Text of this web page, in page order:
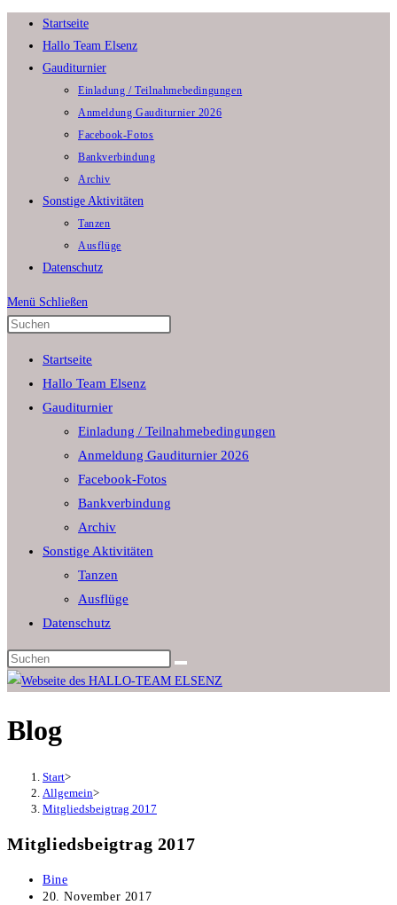
Zum
Inhalt
springen
Startseite
Hallo Team Elsenz
Gauditurnier
Einladung / Teilnahmebedingungen
Anmeldung Gauditurnier 2026
Facebook-Fotos
Bankverbindung
Archiv
Sonstige Aktivitäten
Tanzen
Ausflüge
Datenschutz
Menü Schließen
search
panel.
Startseite
Hallo Team Elsenz
Gauditurnier
Einladung / Teilnahmebedingungen
Anmeldung Gauditurnier 2026
Facebook-Fotos
Bankverbindung
Archiv
Sonstige Aktivitäten
Tanzen
Ausflüge
Datenschutz
Diese
Website
Blog
Start>
Allgemein>
Mitgliedsbeigtrag 2017
Mitgliedsbeigtrag 2017
Beitrags-
Autor:
Bine
Beitrag
20. November 2017